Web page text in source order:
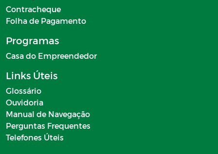
Contracheque
Folha de Pagamento
Programas
Casa do Empreendedor
Links Úteis
Glossário
Ouvidoria
Manual de Navegação
Perguntas Frequentes
Telefones Úteis